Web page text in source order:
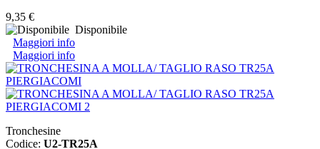
9,35 €
Disponibile
Maggiori info
Maggiori info
Tronchesine
Codice: U2-TR25A